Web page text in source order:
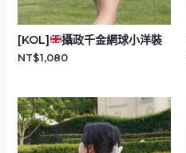
[KOL] 攝政千金網球小洋裝
NT$1,080